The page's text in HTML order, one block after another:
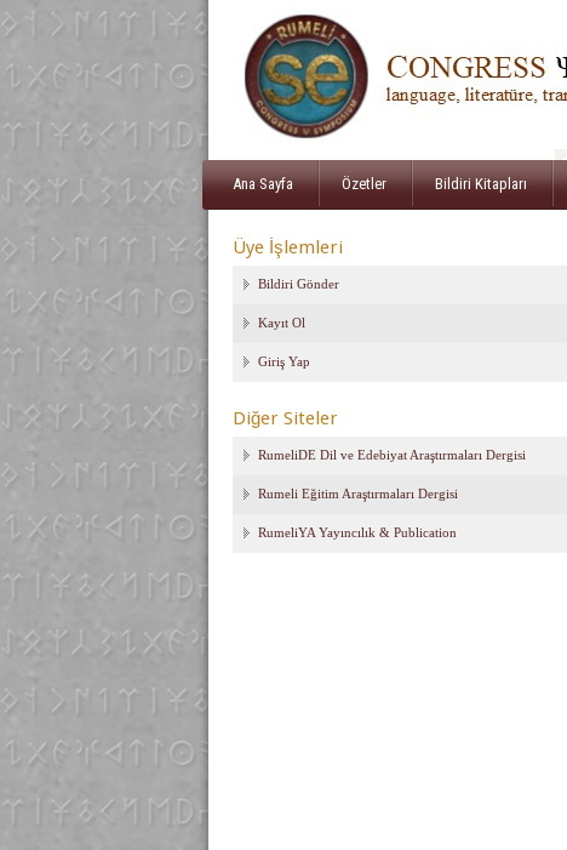
Ana Sayfa Özetler Bildiri Kitapları
Üye İşlemleri
Bildiri Gönder
Kayıt Ol
Giriş Yap
Diğer Siteler
RumeliDE Dil ve Edebiyat Araştırmaları Dergisi
Rumeli Eğitim Araştırmaları Dergisi
RumeliYA Yayıncılık & Publication